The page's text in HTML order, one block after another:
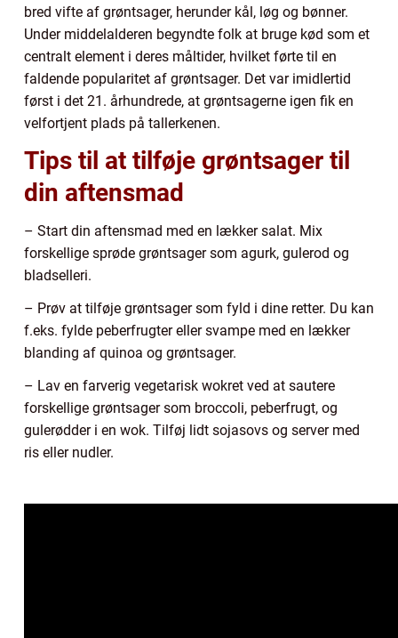
bred vifte af grøntsager, herunder kål, løg og bønner.
Under middelalderen begyndte folk at bruge kød som et
centralt element i deres måltider, hvilket førte til en
faldende popularitet af grøntsager. Det var imidlertid
først i det 21. århundrede, at grøntsagerne igen fik en
velfortjent plads på tallerkenen.
Tips til at tilføje grøntsager til
din aftensmad
– Start din aftensmad med en lækker salat. Mix
forskellige sprøde grøntsager som agurk, gulerod og
bladselleri.
– Prøv at tilføje grøntsager som fyld i dine retter. Du kan
f.eks. fylde peberfrugter eller svampe med en lækker
blanding af quinoa og grøntsager.
– Lav en farverig vegetarisk wokret ved at sautere
forskellige grøntsager som broccoli, peberfrugt, og
gulerødder i en wok. Tilføj lidt sojasovs og server med
ris eller nudler.